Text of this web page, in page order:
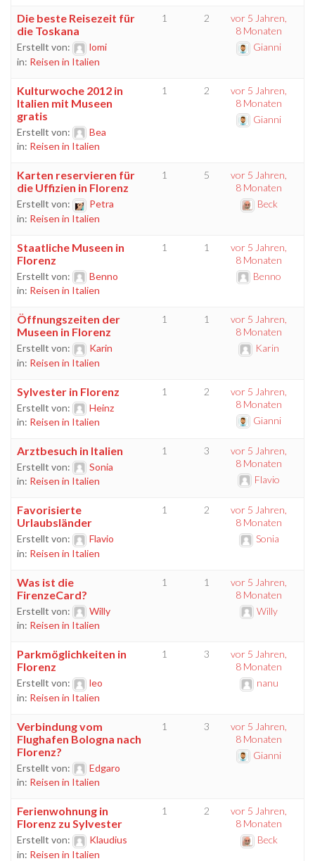
Die beste Reisezeit für
die Toskana
Erstellt von:
lomi
in: Reisen in Italien
1 2
vor 5 Jahren,
8 Monaten
Gianni
Kulturwoche 2012 in
Italien mit Museen
gratis
Erstellt von:
Bea
in: Reisen in Italien
1 2
vor 5 Jahren,
8 Monaten
Gianni
Karten reservieren für
die Uffizien in Florenz
Erstellt von:
Petra
in: Reisen in Italien
1 5
vor 5 Jahren,
8 Monaten
Beck
Staatliche Museen in
Florenz
Erstellt von:
Benno
in: Reisen in Italien
1 1
vor 5 Jahren,
8 Monaten
Benno
Öffnungszeiten der
Museen in Florenz
Erstellt von:
Karin
in: Reisen in Italien
1 1
vor 5 Jahren,
8 Monaten
Karin
Sylvester in Florenz
Erstellt von:
Heinz
in: Reisen in Italien
1 2
vor 5 Jahren,
8 Monaten
Gianni
Arztbesuch in Italien
Erstellt von:
Sonia
in: Reisen in Italien
1 3
vor 5 Jahren,
8 Monaten
Flavio
Favorisierte
Urlaubsländer
Erstellt von:
Flavio
in: Reisen in Italien
1 2
vor 5 Jahren,
8 Monaten
Sonia
Was ist die
FirenzeCard?
Erstellt von:
Willy
in: Reisen in Italien
1 1
vor 5 Jahren,
8 Monaten
Willy
Parkmöglichkeiten in
Florenz
Erstellt von:
leo
in: Reisen in Italien
1 3
vor 5 Jahren,
8 Monaten
nanu
Verbindung vom
Flughafen Bologna nach
Florenz?
Erstellt von:
Edgaro
in: Reisen in Italien
1 3
vor 5 Jahren,
8 Monaten
Gianni
Ferienwohnung in
Florenz zu Sylvester
Erstellt von:
Klaudius
in: Reisen in Italien
1 2
vor 5 Jahren,
8 Monaten
Beck